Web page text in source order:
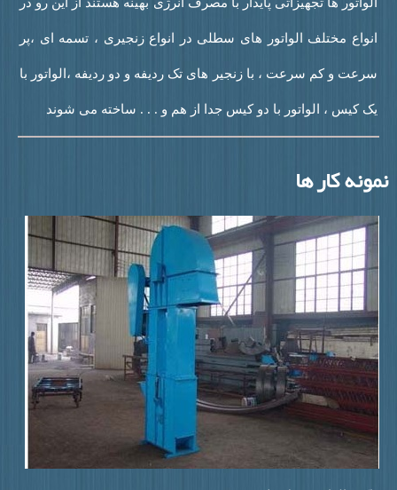
مختلف الواتور های سطلی در انواع زنجیری ، تسمه ای ،پر
و کم سرعت ، با زنجیر های تک ردیفه و دو ردیفه ،الواتور با
کیس ، الواتور با دو کیس جدا از هم و . . . ساخته می شوند
کار ها